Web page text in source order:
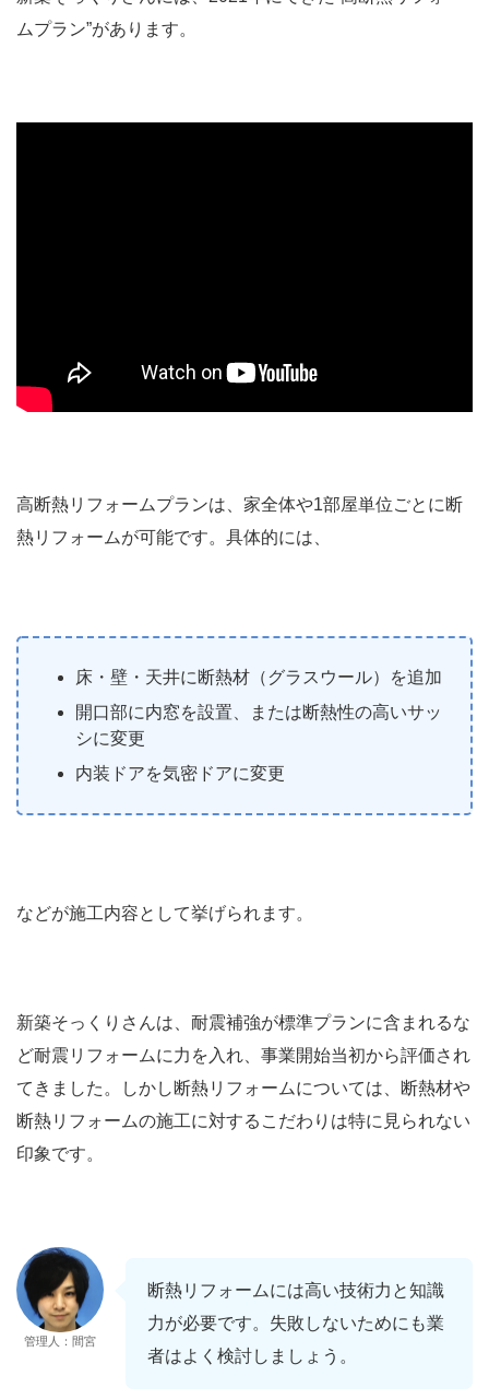
ムプラン”があります。
高断熱リフォームプランは、家全体や1部屋単位ごとに断
熱リフォームが可能です。具体的には、
床・壁・天井に断熱材（グラスウール）を追加
開口部に内窓を設置、または断熱性の高いサッ
シに変更
内装ドアを気密ドアに変更
などが施工内容として挙げられます。
新築そっくりさんは、耐震補強が標準プランに含まれるな
ど耐震リフォームに力を入れ、事業開始当初から評価され
てきました。しかし断熱リフォームについては、断熱材や
断熱リフォームの施工に対するこだわりは特に見られない
印象です。
管理人：間宮
断熱リフォームには高い技術力と知識
力が必要です。失敗しないためにも業
者はよく検討しましょう。